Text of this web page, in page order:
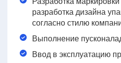
разработка дизайна
согласно стилю
Выполнение
Ввод в эксплуатацию